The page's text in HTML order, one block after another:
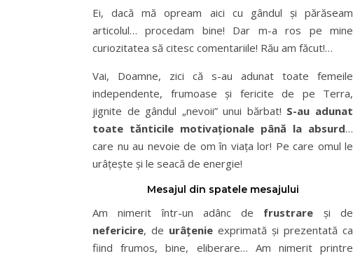
Ei, dacă mă opream aici cu gândul și părăseam
articolul… procedam bine! Dar m-a ros pe mine
curiozitatea să citesc comentariile! Rău am făcut!…
Vai, Doamne, zici că s-au adunat toate femeile
independente, frumoase și fericite de pe Terra,
jignite de gândul „nevoii” unui bărbat! S-au adunat
toate tănticile motivaționale până la absurd…
care nu au nevoie de om în viața lor! Pe care omul le
urâțește și le seacă de energie!
Mesajul din spatele mesajului
Am nimerit într-un adânc de frustrare și de
nefericire, de urâțenie exprimată și prezentată ca
fiind frumos, bine, eliberare… Am nimerit printre